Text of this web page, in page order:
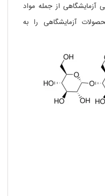
آزمایشگاهی از جمله مواد
آزمایشگاهی را به